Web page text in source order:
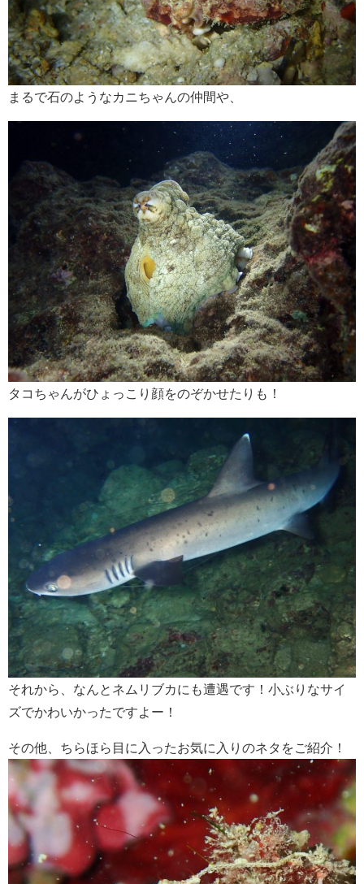
まるで石のようなカニちゃんの仲間や、
タコちゃんがひょっこり顔をのぞかせたりも！
それから、なんとネムリブカにも遭遇です！小ぶりなサイ
ズでかわいかったですよー！
その他、ちらほら目に入ったお気に入りのネタをご紹介！